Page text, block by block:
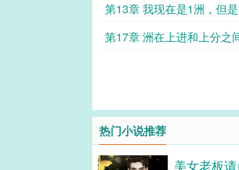
第13章 我现在是1洲，但
也是1啊！
第17章 洲在上进和上分之
热门小说推荐
美女老板请